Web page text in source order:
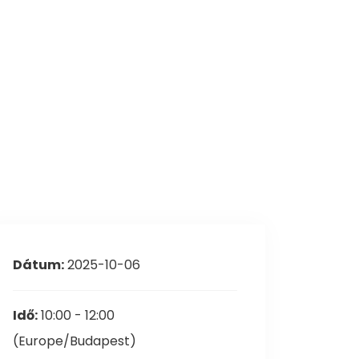
Dátum:2025-10-06
Idő:10:00 - 12:00
(Europe/Budapest)